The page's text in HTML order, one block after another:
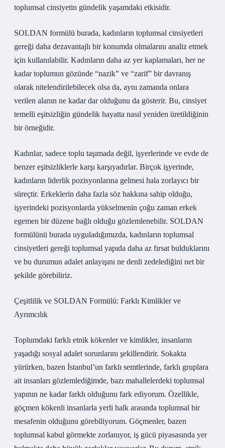
toplumsal cinsiyetin gündelik yaşamdaki etkisidir.
SOLDAN formülü burada, kadınların toplumsal cinsiyetleri
gereği daha dezavantajlı bir konumda olmalarını analiz etmek
için kullanılabilir. Kadınların daha az yer kaplamaları, her ne
kadar toplumun gözünde “nazik” ve “zarif” bir davranış
olarak nitelendirilebilecek olsa da, aynı zamanda onlara
verilen alanın ne kadar dar olduğunu da gösterir. Bu, cinsiyet
temelli eşitsizliğin gündelik hayatta nasıl yeniden üretildiğinin
bir örneğidir.
Kadınlar, sadece toplu taşımada değil, işyerlerinde ve evde de
benzer eşitsizliklerle karşı karşıyadırlar. Birçok işyerinde,
kadınların liderlik pozisyonlarına gelmesi hala zorlayıcı bir
süreçtir. Erkeklerin daha fazla söz hakkına sahip olduğu,
işyerindeki pozisyonlarda yükselmenin çoğu zaman erkek
egemen bir düzene bağlı olduğu gözlemlenebilir. SOLDAN
formülünü burada uyguladığımızda, kadınların toplumsal
cinsiyetleri gereği toplumsal yapıda daha az fırsat bulduklarını
ve bu durumun adalet anlayışını ne denli zedelediğini net bir
şekilde görebiliriz.
Çeşitlilik ve SOLDAN Formülü: Farklı Kimlikler ve
Ayrımcılık
Toplumdaki farklı etnik kökenler ve kimlikler, insanların
yaşadığı sosyal adalet sorunlarını şekillendirir. Sokakta
yürürken, bazen İstanbul’un farklı semtlerinde, farklı gruplara
ait insanları gözlemlediğimde, bazı mahallelerdeki toplumsal
yapının ne kadar farklı olduğunu fark ediyorum. Özellikle,
göçmen kökenli insanlarla yerli halk arasında toplumsal bir
mesafenin olduğunu görebiliyorum. Göçmenler, bazen
toplumsal kabul görmekte zorlanıyor, iş gücü piyasasında yer